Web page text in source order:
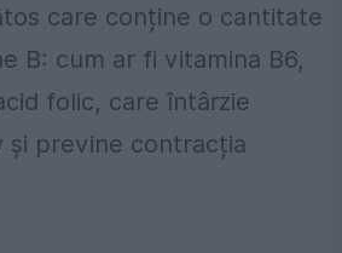
care conține o cantitate
B: cum ar fi vitamina B6,
folic, care întârzie
și previne contracția